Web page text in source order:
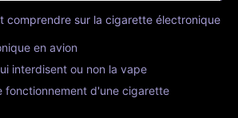
comprendre sur la cigarette électronique
en avion
interdisent ou non la vape
fonctionnement d'une cigarette